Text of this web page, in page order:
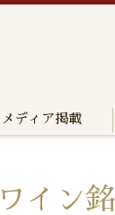
メディア掲載
ワイン